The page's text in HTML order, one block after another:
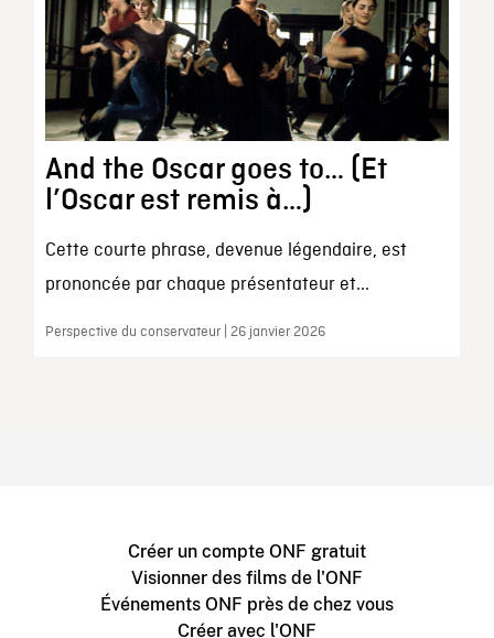
And the Oscar goes to… (Et
l’Oscar est remis à…)
Cette courte phrase, devenue légendaire, est
prononcée par chaque présentateur et...
Perspective du conservateur | 26 janvier 2026
Créer un compte ONF gratuit
Visionner des films de l'ONF
Événements ONF près de chez vous
Créer avec l'ONF